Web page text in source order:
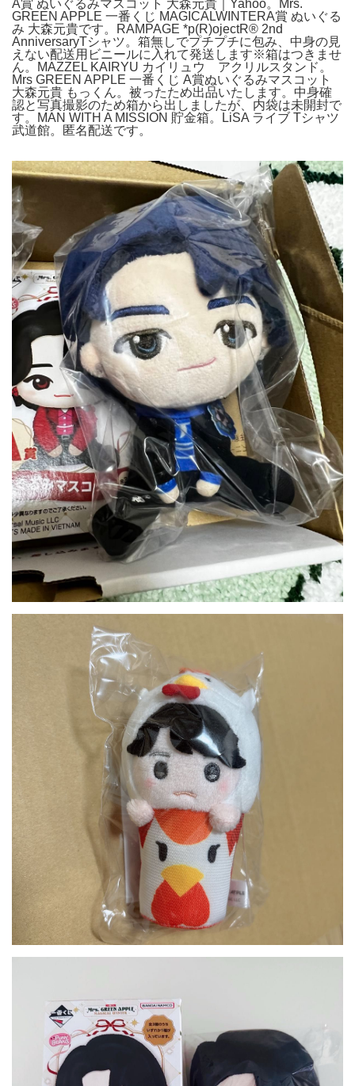
A賞 ぬいぐるみマスコット 大森元貴｜Yahoo。Mrs.
GREEN APPLE 一番くじ MAGICALWINTERA賞 ぬいぐる
み 大森元貴です。RAMPAGE *p(R)ojectR® 2nd
AnniversaryTシャツ。箱無しでプチプチに包み、中身の見
えない配送用ビニールに入れて発送します※箱はつきませ
ん。MAZZEL KAIRYU カイリュウ アクリルスタンド。
Mrs GREEN APPLE 一番くじ A賞ぬいぐるみマスコット
大森元貴 もっくん。被ったため出品いたします。中身確
認と写真撮影のため箱から出しましたが、内袋は未開封で
す。MAN WITH A MISSION 貯金箱。LiSA ライブ Tシャツ
武道館。匿名配送です。